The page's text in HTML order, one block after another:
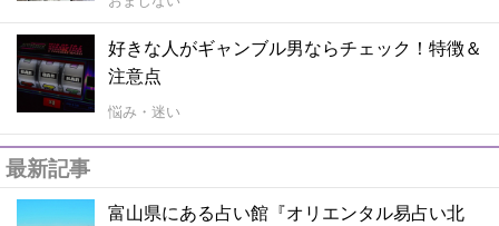
好きな人がギャンブル男ならチェック！特徴＆
注意点
悩み・迷い
最新記事
富山県にある占い館『オリエンタル易占い北